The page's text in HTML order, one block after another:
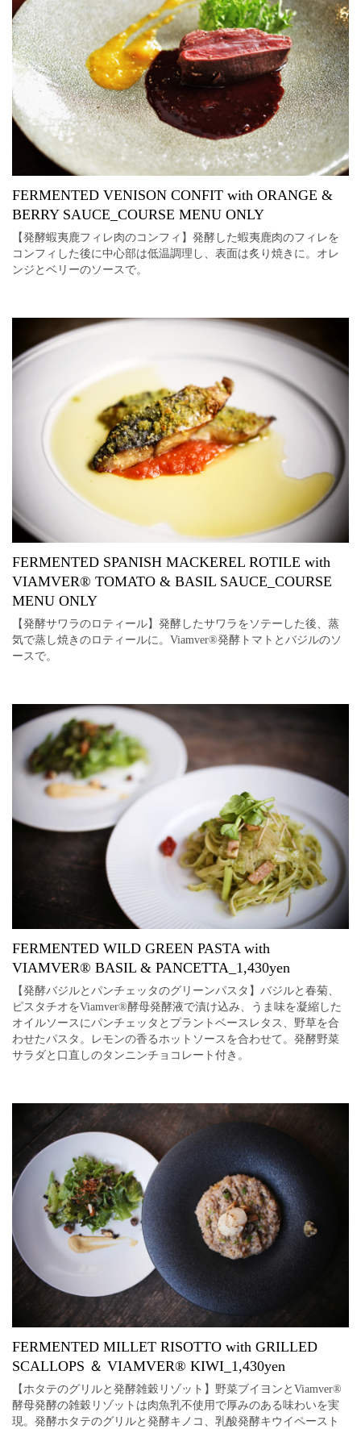
FERMENTED VENISON CONFIT with ORANGE &
BERRY SAUCE_COURSE MENU ONLY
【発酵蝦夷鹿フィレ肉のコンフィ】発酵した蝦夷鹿肉のフィレを
コンフィした後に中心部は低温調理し、表面は炙り焼きに。オレ
ンジとベリーのソースで。
FERMENTED SPANISH MACKEREL ROTILE with
VIAMVER®︎ TOMATO & BASIL SAUCE_COURSE
MENU ONLY
【発酵サワラのロティール】発酵したサワラをソテーした後、蒸
気で蒸し焼きのロティールに。Viamver®︎発酵トマトとバジルのソ
ースで。
FERMENTED WILD GREEN PASTA with
VIAMVER®︎ BASIL & PANCETTA_1,430yen
【発酵バジルとパンチェッタのグリーンパスタ】バジルと春菊、
ピスタチオをViamver®︎酵母発酵液で漬け込み、うま味を凝縮した
オイルソースにパンチェッタとプラントベースレタス、野草を合
わせたパスタ。レモンの香るホットソースを合わせて。発酵野菜
サラダと口直しのタンニンチョコレート付き。
FERMENTED MILLET RISOTTO with GRILLED
SCALLOPS ＆ VIAMVER®︎ KIWI_1,430yen
【ホタテのグリルと発酵雑穀リゾット】野菜ブイヨンとViamver®︎
酵母発酵の雑穀リゾットは肉魚乳不使用で厚みのある味わいを実
現。発酵ホタテのグリルと発酵キノコ、乳酸発酵キウイペースト